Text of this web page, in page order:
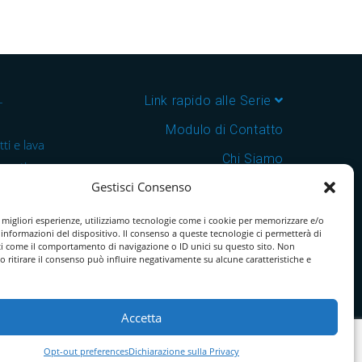
Gestisci Consenso
esperienze, utilizziamo tecnologie come i cookie per memorizzare e/o
informazioni del dispositivo. Il consenso a queste tecnologie ci permetterà di
come il comportamento di navigazione o ID unici su questo sito. Non
ritirare il consenso può influire negativamente su alcune caratteristiche e
Accetta
Opt-out preferencesDichiarazione sulla Privacy
e lava
e
in
Link rapido alle Serie
Modulo di Contatto
Chi Siamo
Download Catalogo PDF
Cookie Policy